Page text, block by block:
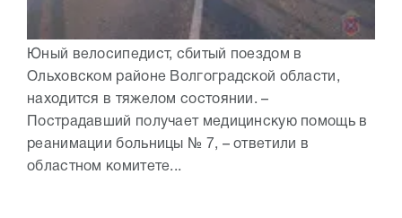
Юный велосипедист, сбитый поездом в
Ольховском районе Волгоградской области,
находится в тяжелом состоянии. –
Пострадавший получает медицинскую помощь в
реанимации больницы № 7, – ответили в
областном комитете...